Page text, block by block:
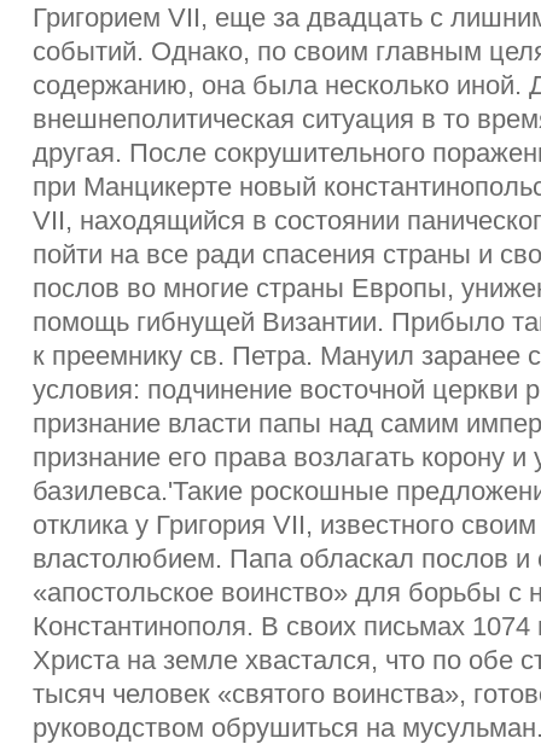
Григорием VII, еще за двадцать с
событий. Однако, по своим главным
содержанию, она была несколько иной.
внешнеполитическая ситуация в то
другая. После сокрушительного
при Манцикерте новый
VII, находящийся в состоянии
пойти на все ради спасения страны и
послов во многие страны Европы,
помощь гибнущей Византии. Прибыло
к преемнику св. Петра. Мануил
условия: подчинение восточной церкви
признание власти папы над самим
признание его права возлагать корону и
базилевса.'Такие роскошные
отклика у Григория VII, известного
властолюбием. Папа обласкал послов и
«апостольское воинство» для борьбы
Константинополя. В своих письмах 1074
Христа на земле хвастался, что по обе
тысяч человек «святого воинства»,
руководством обрушиться на